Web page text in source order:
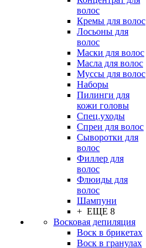
волос
Кремы для волос
Лосьоны для
волос
Маски для волос
Масла для волос
Муссы для волос
Наборы
Пилинги для
кожи головы
Спец.уходы
Спреи для волос
Сыворотки для
волос
Филлер для
волос
Флюиды для
волос
Шампуни
+ ЕЩЕ 8
Восковая депиляция
Воск в брикетах
Воск в гранулах